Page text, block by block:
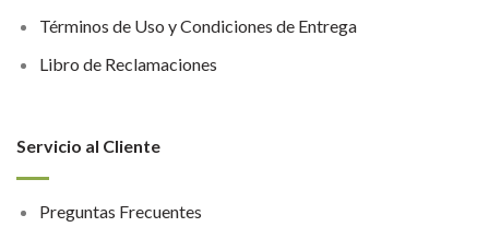
Términos de Uso y Condiciones de Entrega
Libro de Reclamaciones
Servicio al Cliente
Preguntas Frecuentes